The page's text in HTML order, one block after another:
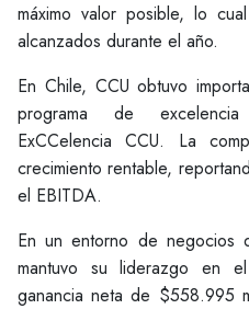
máximo valor posible, lo
alcanzados durante el año.
En Chile, CCU obtuvo
programa de excelencia
ExCCelencia CCU. La
crecimiento rentable,
el EBITDA.
En un entorno de negocios
mantuvo su liderazgo en
ganancia neta de $558.995